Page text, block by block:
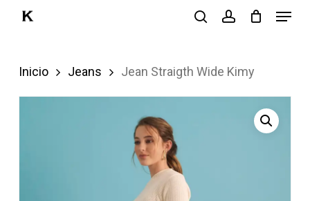
Skip
content
Menu
Inicio Jeans Jean Straigth Wide Kimy